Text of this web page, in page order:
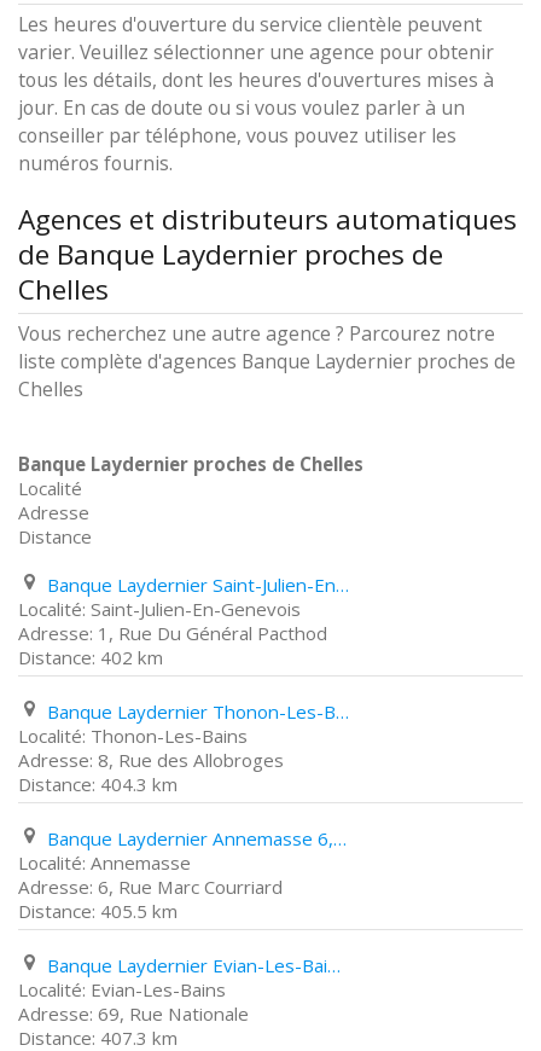
Les heures d'ouverture du service clientèle peuvent
varier. Veuillez sélectionner une agence pour obtenir
tous les détails, dont les heures d'ouvertures mises à
jour. En cas de doute ou si vous voulez parler à un
conseiller par téléphone, vous pouvez utiliser les
numéros fournis.
Agences et distributeurs automatiques
de Banque Laydernier proches de
Chelles
Vous recherchez une autre agence ? Parcourez notre
liste complète d'agences Banque Laydernier proches de
Chelles
Banque Laydernier proches de Chelles
Localité
Adresse
Distance
Banque Laydernier Saint-Julien-En-Genevois 1, Rue Du Général Pacthod
Saint-Julien-En-Genevois
1, Rue Du Général Pacthod
402 km
Banque Laydernier Thonon-Les-Bains 8, Rue des Allobroges
Thonon-Les-Bains
8, Rue des Allobroges
404.3 km
Banque Laydernier Annemasse 6, Rue Marc Courriard
Annemasse
6, Rue Marc Courriard
405.5 km
Banque Laydernier Evian-Les-Bains 69, Rue Nationale
Evian-Les-Bains
69, Rue Nationale
407.3 km